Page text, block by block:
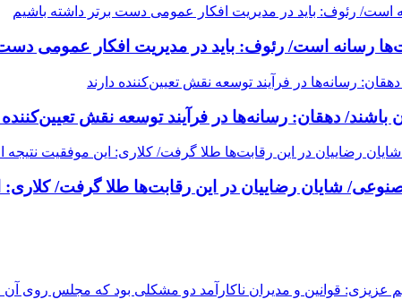
رسانه است/ رئوف: باید در مدیریت افکار عمومی دست
دهقان: رسانه‌ها در فرآیند توسعه نقش تعیین‌کننده
شایان رضاییان در این رقابت‌ها طلا گرفت/ کلاری: